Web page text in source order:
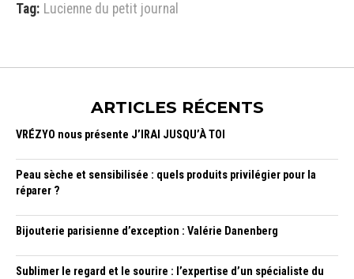
Tag: Lucienne du petit journal
ARTICLES RÉCENTS
VRÉZYO nous présente J’IRAI JUSQU’À TOI
Peau sèche et sensibilisée : quels produits privilégier pour la
réparer ?
Bijouterie parisienne d’exception : Valérie Danenberg
Sublimer le regard et le sourire : l’expertise d’un spécialiste du